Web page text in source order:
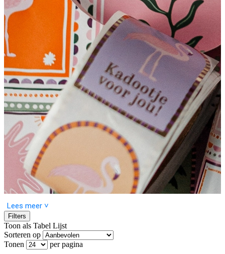
Laat je inspireren door de Vintage Boho collectie, een sfeervolle mix
Lees meer ˅
Filters
Toon als Tabel Lijst
Sorteren op
Tonen
per pagina